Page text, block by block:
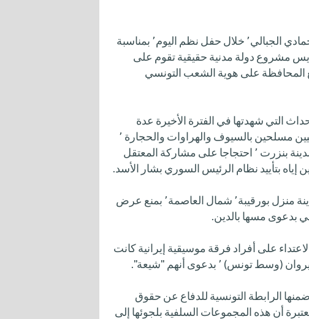
وفي سياق متصل٬ دعا رئيس الحكومة التونسية٬ حمادي الجبالي٬ خلال حفل نظم اليوم٬ بمناسبة
إلى العمل على "تكريس مشروع دولة مدنية حقيقية تقوم على
والديمقراطية وتجذير الحريات٬ مع المحافظة على هوية الشعب التونسي
من الأحداث التي شهدتها في الفترة الأخيرة عدة
مناطق من البلاد٬ من بينها قيام نحو 200 من السلفيين مسلحين بالسيوف والهراوات والحجارة ٬
بمهاجمة مهرجان "نصرة الأقصى" أقيم قبل أيام بمدينة بنزرت ٬ احتجاجا على مشاركة المعتقل
كما أقدمت مجموعة من السلفيين قبل أسبوع بمدينة منزل بورقيبة٬ شمال العاصمة٬ بمنع عرض
على أفراد فرقة موسيقية إيرانية كانت
٬ بدعوى أنهم "شيعة".
أوساط حقوقية وسياسية تونسية ٬ من ضمنها الرابطة التونسية للدفاع عن حقوق
عن إدانتها واستنكارها لهذه الاعتداءات٬ معتبرة أن هذه المجموعات السلفية بلجوئها إلى